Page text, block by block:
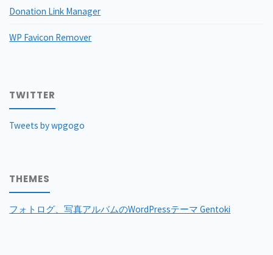
Donation Link Manager
WP Favicon Remover
TWITTER
Tweets by wpgogo
THEMES
フォトログ、写真アルバムのWordPressテーマ Gentoki